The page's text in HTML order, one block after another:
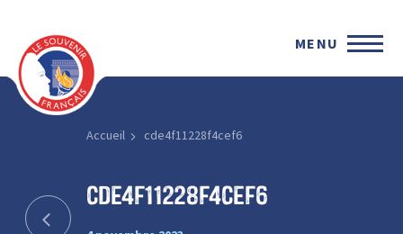
MENU
Accueil cde4f11228f4cef6
cde4f11228f4cef6